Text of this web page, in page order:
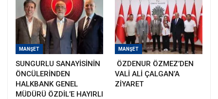
MANŞET
SUNGURLU SANAYİSİNİN
ÖNCÜLERİNDEN
HALKBANK GENEL
MÜDÜRÜ ÖZDİL’E HAYIRLI
MANŞET
ÖZDENUR ÖZMEZ’DEN
VALİ ALİ ÇALGAN’A
ZİYARET